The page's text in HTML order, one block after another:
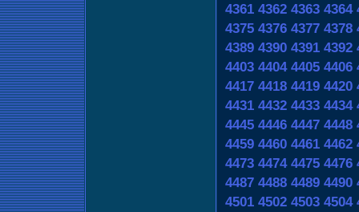
4361 4362 4363 4364
4375 4376 4377 4378
4389 4390 4391 4392
4403 4404 4405 4406
4417 4418 4419 4420
4431 4432 4433 4434
4445 4446 4447 4448
4459 4460 4461 4462
4473 4474 4475 4476
4487 4488 4489 4490
4501 4502 4503 4504